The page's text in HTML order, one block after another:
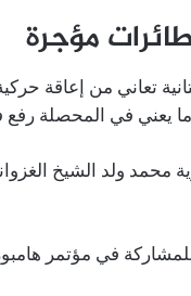
مؤجرة
تعاني من إعاقة
يعني في المحصلة رفع
محمد ولد الشيخ
في مؤتمر